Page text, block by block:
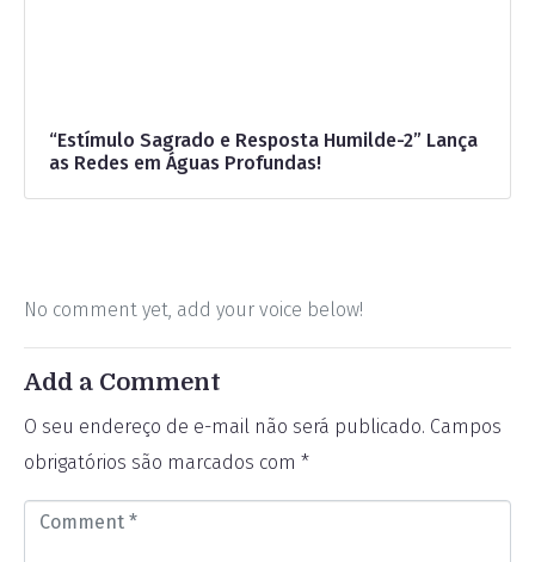
“Estímulo Sagrado e Resposta Humilde-2” Lança
as Redes em Águas Profundas!
No comment yet, add your voice below!
Add a Comment
O seu endereço de e-mail não será publicado. Campos
obrigatórios são marcados com *